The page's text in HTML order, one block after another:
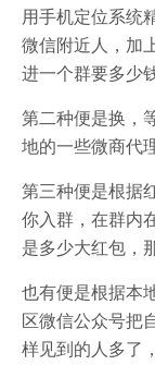
用手机定位系统
微信附近人，加
进一个群要多少
第二种便是换，
地的一些微商代
第三种便是根据
你入群，在群内
是多少大红包，
也有便是根据本
区微信公众号把
样见到的人多了